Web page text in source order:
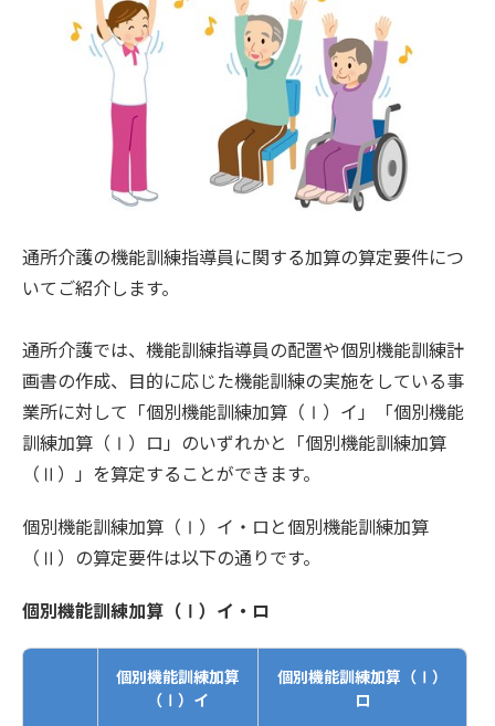
通所介護の機能訓練指導員に関する加算の算定要件につ
いてご紹介します。
通所介護では、機能訓練指導員の配置や個別機能訓練計
画書の作成、目的に応じた機能訓練の実施をしている事
業所に対して「個別機能訓練加算（Ⅰ）イ」「個別機能
訓練加算（Ⅰ）ロ」のいずれかと「個別機能訓練加算
（Ⅱ）」を算定することができます。
個別機能訓練加算（Ⅰ）イ・ロと個別機能訓練加算
（Ⅱ）の算定要件は以下の通りです。
個別機能訓練加算（Ⅰ）イ・ロ
個別機能訓練加算
（Ⅰ）イ
個別機能訓練加算（Ⅰ）
ロ